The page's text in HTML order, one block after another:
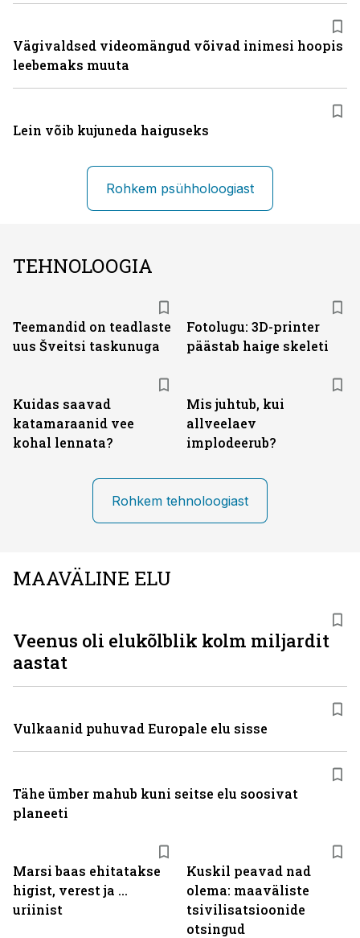
Vägivaldsed videomängud võivad inimesi hoopis
leebemaks muuta
Lein võib kujuneda haiguseks
Rohkem psühholoogiast
TEHNOLOOGIA
Teemandid on teadlaste
uus Šveitsi taskunuga
Fotolugu: 3D-printer
päästab haige skeleti
Kuidas saavad
katamaraanid vee
kohal lennata?
Mis juhtub, kui
allveelaev
implodeerub?
Rohkem tehnoloogiast
MAAVÄLINE ELU
Marsi baas ehitatakse
higist, verest ja ...
uriinist
Kuskil peavad nad
olema: maaväliste
tsivilisatsioonide
otsingud
Veenus oli elukõlblik kolm miljardit
aastat
Vulkaanid puhuvad Europale elu sisse
Tähe ümber mahub kuni seitse elu soosivat
planeeti